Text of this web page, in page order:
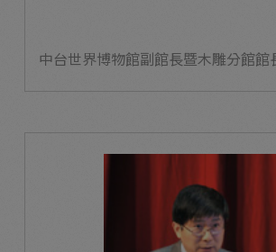
中台世界博物館副館長暨木雕分館館